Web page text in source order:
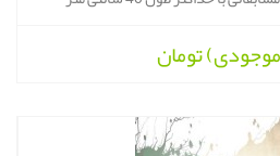
تومان